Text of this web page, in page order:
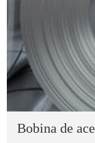
Bobina de